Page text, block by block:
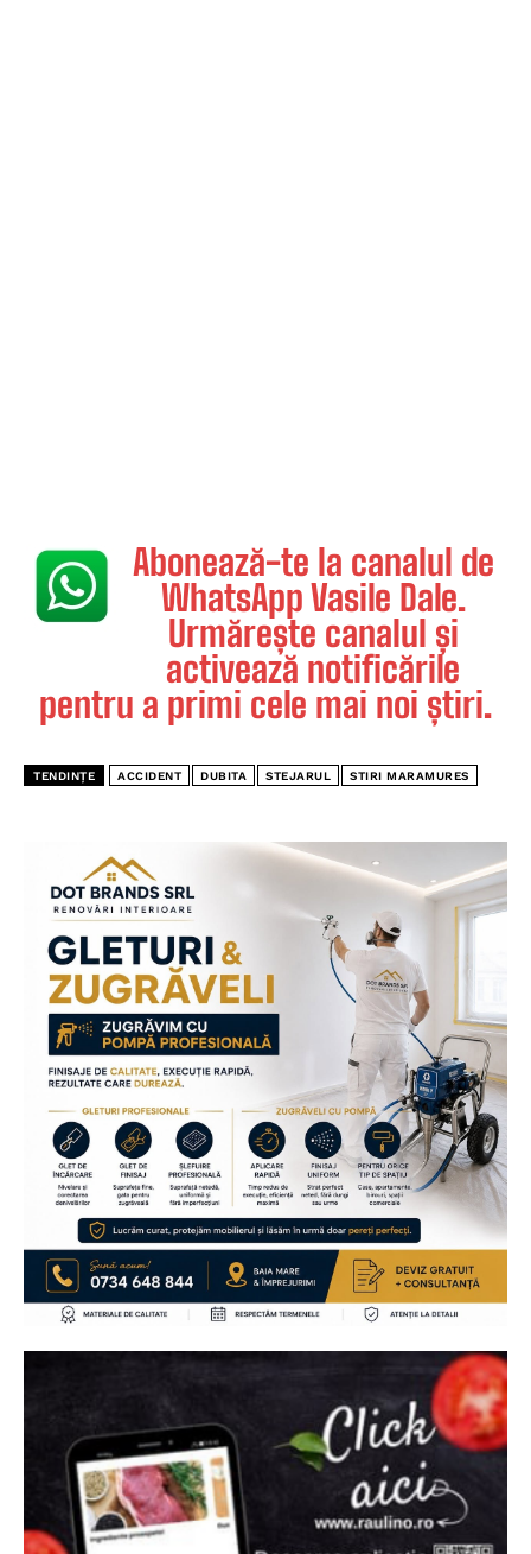
Abonează-te la canalul de
WhatsApp Vasile Dale.
Urmărește canalul și
activează notificările
pentru a primi cele mai noi știri.
TENDINȚE ACCIDENT DUBITA STEJARUL STIRI MARAMURES